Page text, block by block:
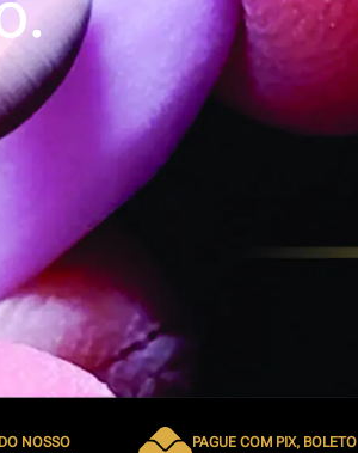
NOSSO
PAGUE COM PIX, BOLETO